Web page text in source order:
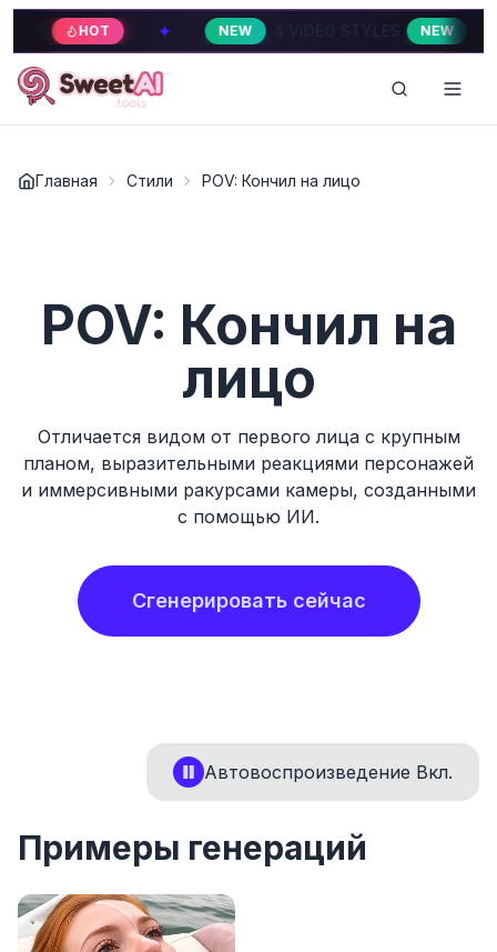
HOT ✦ NEW 4 VIDEO STYLES NEW
Главная Стили POV: Кончил на лицо
POV: Кончил на
лицо
Отличается видом от первого лица с крупным
планом, выразительными реакциями персонажей
и иммерсивными ракурсами камеры, созданными
с помощью ИИ.
Сгенерировать сейчас
Автовоспроизведение Вкл.
Примеры генераций